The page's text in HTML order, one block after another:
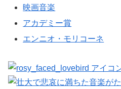
映画音楽
アカデミー賞
エンニオ・モリコーネ